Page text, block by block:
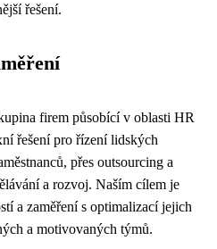
řešení.
firem působící v oblasti HR
řešení pro řízení lidských
přes outsourcing a
a rozvoj. Naším cílem je
a zaměření s optimalizací jejich
a motivovaných týmů.